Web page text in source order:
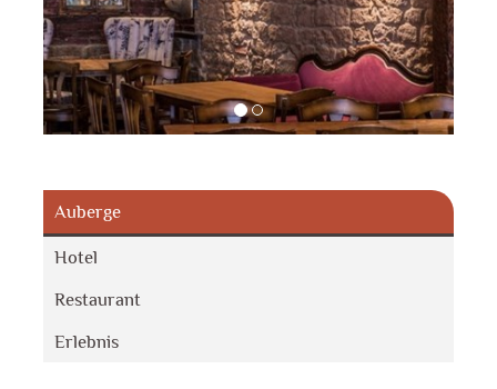
Auberge
Hotel
Restaurant
Erlebnis